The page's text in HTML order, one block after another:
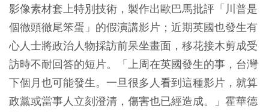
影像素材套上特別技術，製作出歐巴馬批評「川普是
個徹頭徹尾笨蛋」的假演講影片；近期英國也發生有
心人士將政治人物採訪前呆坐畫面，移花接木剪成受
訪時不耐回答的短片。「上周在英國發生的事，台灣
下個月也可能發生。一旦很多人看到這種影片，就算
政黨或當事人立刻澄清，傷害也已經造成。」霍華德